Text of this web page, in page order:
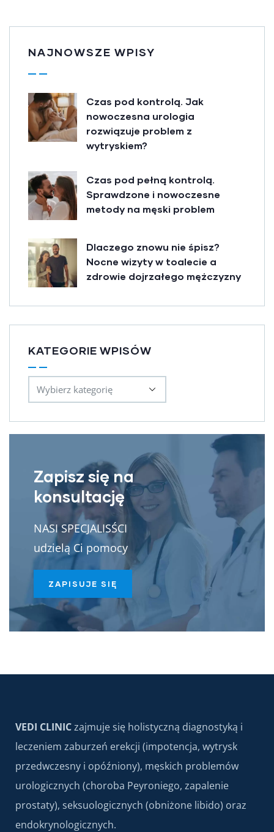
NAJNOWSZE WPISY
Czas pod kontrolą. Jak
nowoczesna urologia
rozwiązuje problem z
wytryskiem?
Czas pod pełną kontrolą.
Sprawdzone i nowoczesne
metody na męski problem
Dlaczego znowu nie śpisz?
Nocne wizyty w toalecie a
zdrowie dojrzałego mężczyzny
KATEGORIE WPISÓW
Zapisz się na
konsultację
NASI SPECJALISŚCI
udzielą Ci pomocy
ZAPISUJE SIĘ
VEDI CLINICzajmuje się holistyczną diagnostyką i
leczeniem zaburzeń erekcji (impotencja, wytrysk
przedwczesny i opóźniony), męskich problemów
urologicznych (choroba Peyroniego, zapalenie
prostaty), seksuologicznych (obniżone libido) oraz
endokrynologicznych.